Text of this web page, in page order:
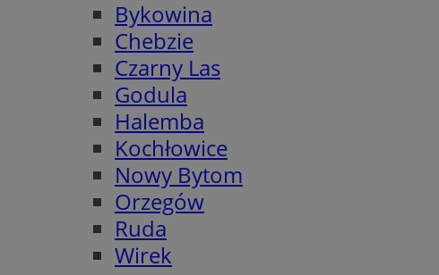
Bykowina
Chebzie
Czarny Las
Godula
Halemba
Kochłowice
Nowy Bytom
Orzegów
Ruda
Wirek